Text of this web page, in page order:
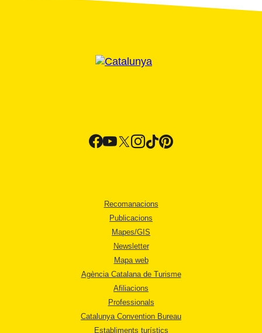
Recomanacions
Publicacions
Mapes/GIS
Newsletter
Mapa web
Agència Catalana de Turisme
Afiliacions
Professionals
Catalunya Convention Bureau
Establiments turístics